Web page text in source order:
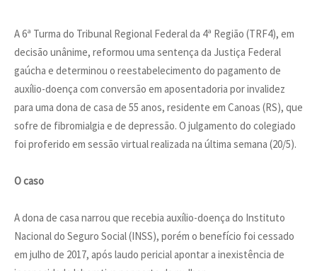
A 6ª Turma do Tribunal Regional Federal da 4ª Região (TRF4), em
decisão unânime, reformou uma sentença da Justiça Federal
gaúcha e determinou o reestabelecimento do pagamento de
auxílio-doença com conversão em aposentadoria por invalidez
para uma dona de casa de 55 anos, residente em Canoas (RS), que
sofre de fibromialgia e de depressão. O julgamento do colegiado
foi proferido em sessão virtual realizada na última semana (20/5).
O caso
A dona de casa narrou que recebia auxílio-doença do Instituto
Nacional do Seguro Social (INSS), porém o benefício foi cessado
em julho de 2017, após laudo pericial apontar a inexistência de